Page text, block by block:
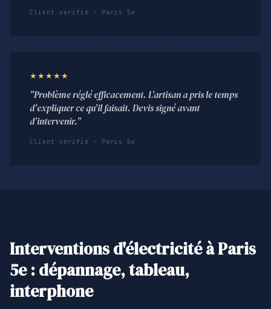
Client vérifié · Paris 5e
★★★★★
"Problème réglé efficacement. L'artisan a pris le temps
d'expliquer ce qu'il faisait. Devis signé avant
d'intervenir."
Client vérifié · Paris 5e
Interventions d'électricité à Paris
5e : dépannage, tableau,
interphone